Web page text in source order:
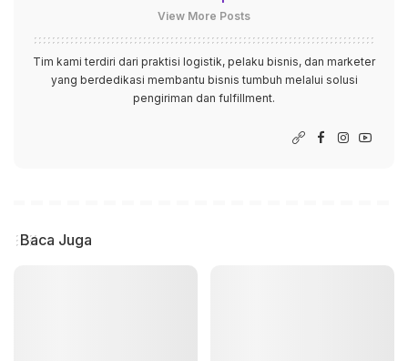
View More Posts
Tim kami terdiri dari praktisi logistik, pelaku bisnis, dan marketer
yang berdedikasi membantu bisnis tumbuh melalui solusi
pengiriman dan fulfillment.
Baca Juga